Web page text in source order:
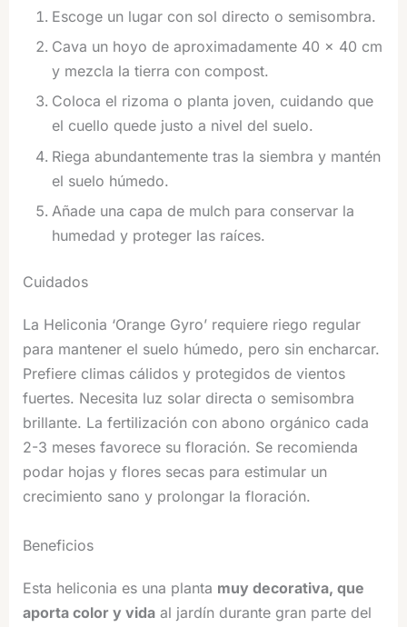
Escoge un lugar con sol directo o semisombra.
Cava un hoyo de aproximadamente 40 × 40 cm
y mezcla la tierra con compost.
Coloca el rizoma o planta joven, cuidando que
el cuello quede justo a nivel del suelo.
Riega abundantemente tras la siembra y mantén
el suelo húmedo.
Añade una capa de mulch para conservar la
humedad y proteger las raíces.
Cuidados
La Heliconia ‘Orange Gyro’ requiere riego regular
para mantener el suelo húmedo, pero sin encharcar.
Prefiere climas cálidos y protegidos de vientos
fuertes. Necesita luz solar directa o semisombra
brillante. La fertilización con abono orgánico cada
2-3 meses favorece su floración. Se recomienda
podar hojas y flores secas para estimular un
crecimiento sano y prolongar la floración.
Beneficios
Esta heliconia es una planta muy decorativa, que
aporta color y vida al jardín durante gran parte del